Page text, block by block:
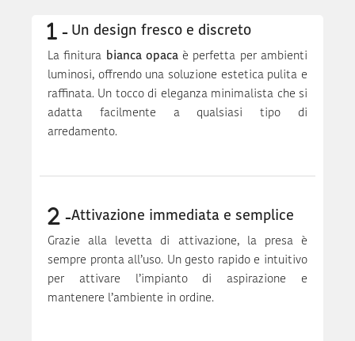
Un design fresco e discreto
La finitura bianca opacaè perfetta per ambienti
luminosi, offrendo una soluzione estetica pulita e
raffinata. Un tocco di eleganza minimalista che si
adatta facilmente a qualsiasi tipo di
arredamento.
Attivazione immediata e semplice
Grazie alla levetta di attivazione, la presa è
sempre pronta all’uso. Un gesto rapido e intuitivo
per attivare l’impianto di aspirazione e
mantenere l’ambiente in ordine.